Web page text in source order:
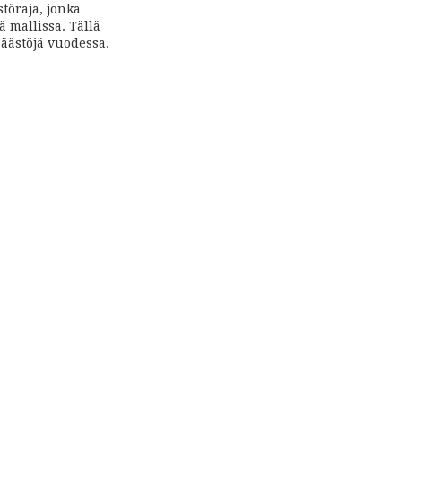
jonka
mallissa. Tällä
vuodessa.